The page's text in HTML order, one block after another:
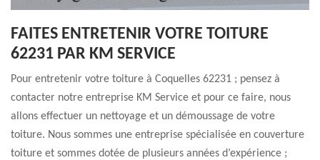
FAITES ENTRETENIR VOTRE TOITURE
62231 PAR KM SERVICE
Pour entretenir votre toiture à Coquelles 62231 ; pensez à
contacter notre entreprise KM Service et pour ce faire, nous
allons effectuer un nettoyage et un démoussage de votre
toiture. Nous sommes une entreprise spécialisée en couverture
toiture et sommes dotée de plusieurs années d’expérience ;